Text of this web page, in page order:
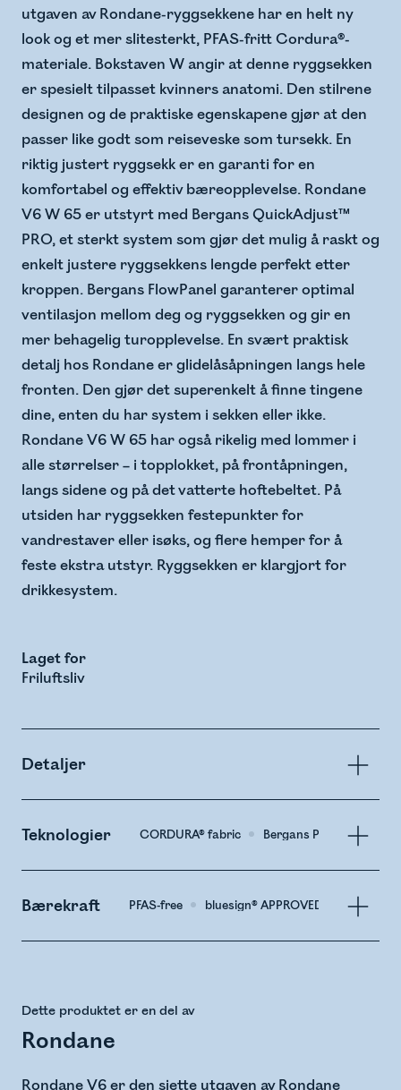
utgaven av Rondane-ryggsekkene har en helt ny
look og et mer slitesterkt, PFAS-fritt Cordura®-
materiale. Bokstaven W angir at denne ryggsekken
er spesielt tilpasset kvinners anatomi. Den stilrene
designen og de praktiske egenskapene gjør at den
passer like godt som reiseveske som tursekk. En
riktig justert ryggsekk er en garanti for en
komfortabel og effektiv bæreopplevelse. Rondane
V6 W 65 er utstyrt med Bergans QuickAdjust™
PRO, et sterkt system som gjør det mulig å raskt og
enkelt justere ryggsekkens lengde perfekt etter
kroppen. Bergans FlowPanel garanterer optimal
ventilasjon mellom deg og ryggsekken og gir en
mer behagelig turopplevelse. En svært praktisk
detalj hos Rondane er glidelåsåpningen langs hele
fronten. Den gjør det superenkelt å finne tingene
dine, enten du har system i sekken eller ikke.
Rondane V6 W 65 har også rikelig med lommer i
alle størrelser – i topplokket, på frontåpningen,
langs sidene og på det vatterte hoftebeltet. På
utsiden har ryggsekken festepunkter for
vandrestaver eller isøks, og flere hemper for å
feste ekstra utstyr. Ryggsekken er klargjort for
drikkesystem.
Laget for
Friluftsliv
Detaljer
Teknologier CORDURA® fabric Bergans PLUS™
Bærekraft PFAS-free bluesign® APPROVED Material
Dette produktet er en del av
Rondane
Rondane V6 er den sjette utgaven av Rondane